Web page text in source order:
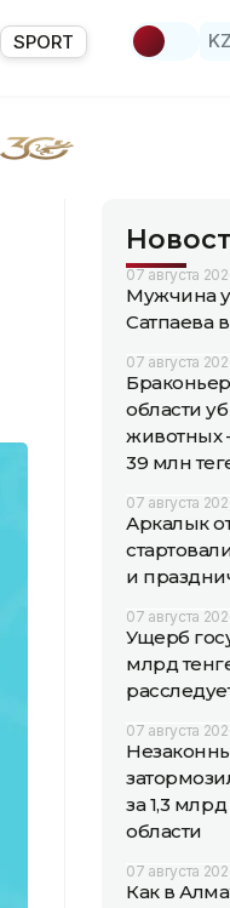
SPORT KZ
07 августа
Мужчина
Сатпаева
07 августа
области
животных
39 млн
07 августа
Аркалык
и
07 августа
Ущерб
млрд
07 августа
за 1,3
области
07 августа
Как в